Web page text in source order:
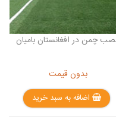
چمن در افغانستان بامیان
بدون قیمت
اضافه به سبد خرید